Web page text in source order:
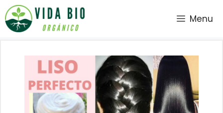
Saltar
al
contenido
Menu